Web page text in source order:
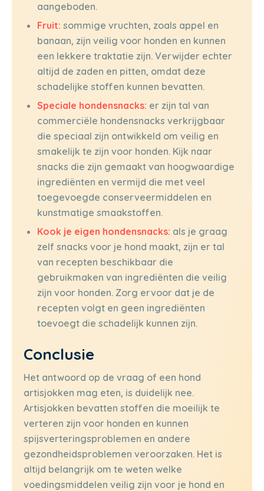
aangeboden.
Fruit: sommige vruchten, zoals appel en
banaan, zijn veilig voor honden en kunnen
een lekkere traktatie zijn. Verwijder echter
altijd de zaden en pitten, omdat deze
schadelijke stoffen kunnen bevatten.
Speciale hondensnacks: er zijn tal van
commerciële hondensnacks verkrijgbaar
die speciaal zijn ontwikkeld om veilig en
smakelijk te zijn voor honden. Kijk naar
snacks die zijn gemaakt van hoogwaardige
ingrediënten en vermijd die met veel
toegevoegde conserveermiddelen en
kunstmatige smaakstoffen.
Kook je eigen hondensnacks: als je graag
zelf snacks voor je hond maakt, zijn er tal
van recepten beschikbaar die
gebruikmaken van ingrediënten die veilig
zijn voor honden. Zorg ervoor dat je de
recepten volgt en geen ingrediënten
toevoegt die schadelijk kunnen zijn.
Conclusie
Het antwoord op de vraag of een hond
artisjokken mag eten, is duidelijk nee.
Artisjokken bevatten stoffen die moeilijk te
verteren zijn voor honden en kunnen
spijsverteringsproblemen en andere
gezondheidsproblemen veroorzaken. Het is
altijd belangrijk om te weten welke
voedingsmiddelen veilig zijn voor je hond en